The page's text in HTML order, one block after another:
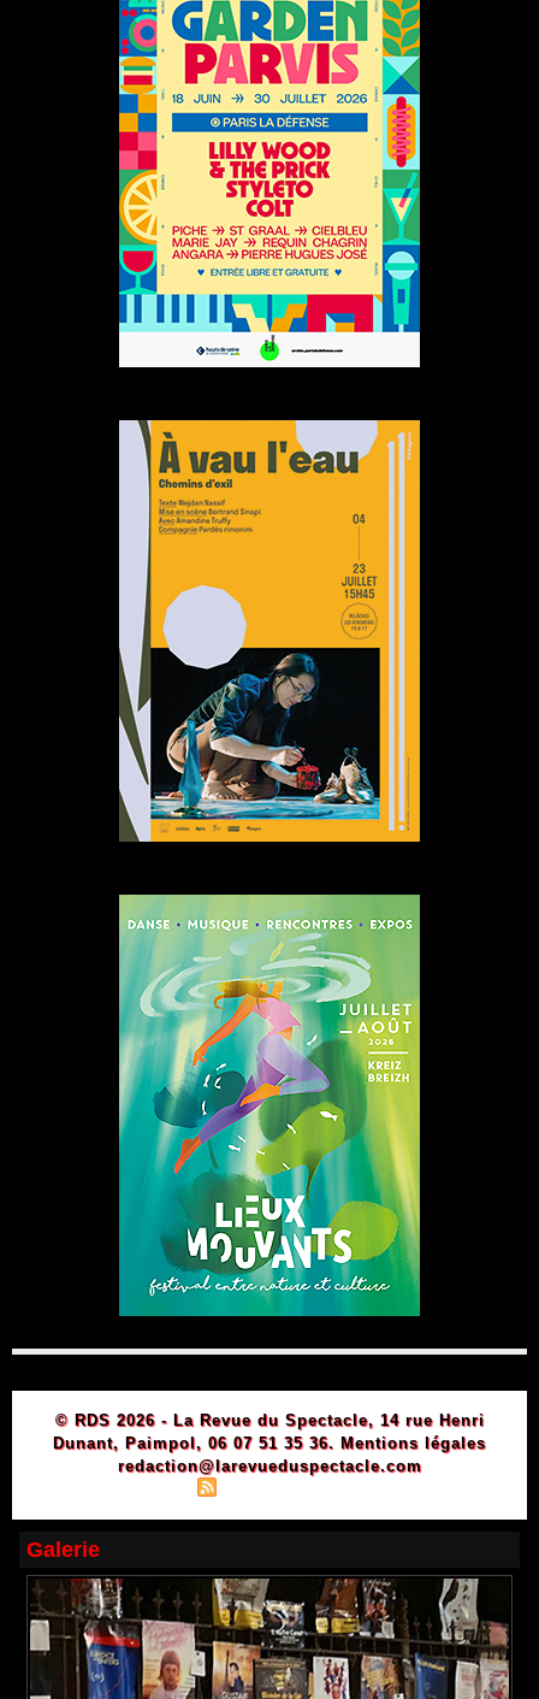
© RDS 2026 - La Revue du Spectacle, 14 rue Henri
Dunant, Paimpol, 06 07 51 35 36. Mentions légales
redaction@larevueduspectacle.com
Galerie